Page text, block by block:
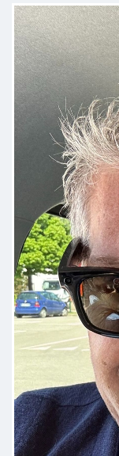
fatta
Sono
dalla
gli
della